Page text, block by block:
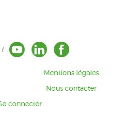
Mentions légales
Nous contacter
connecter